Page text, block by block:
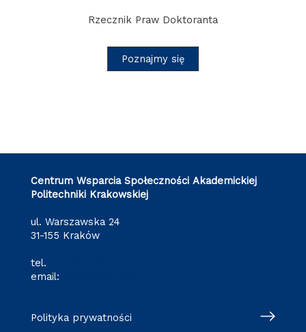
Rzecznik Praw Doktoranta
Poznajmy się
Centrum Wsparcia Społeczności Akademickiej
Politechniki Krakowskiej
ul. Warszawska 24
31-155 Kraków
tel.
email:
Polityka prywatności